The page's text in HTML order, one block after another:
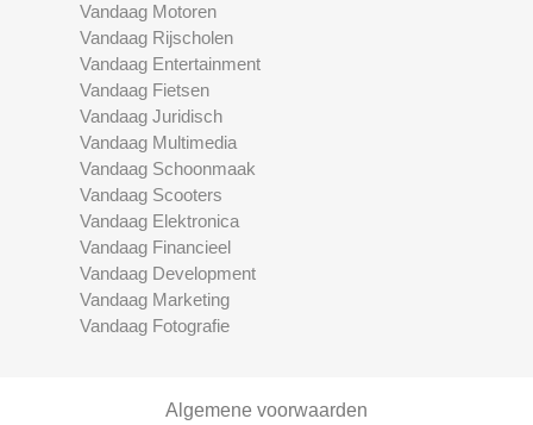
Vandaag Motoren
Vandaag Rijscholen
Vandaag Entertainment
Vandaag Fietsen
Vandaag Juridisch
Vandaag Multimedia
Vandaag Schoonmaak
Vandaag Scooters
Vandaag Elektronica
Vandaag Financieel
Vandaag Development
Vandaag Marketing
Vandaag Fotografie
Algemene voorwaarden